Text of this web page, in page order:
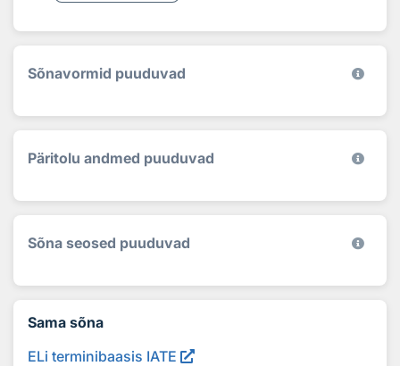
Sõnavormid puuduvad
Päritolu andmed puuduvad
Sõna seosed puuduvad
Sama sõna
ELi terminibaasis IATE